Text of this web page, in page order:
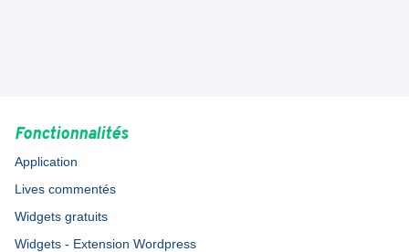
Fonctionnalités
Application
Lives commentés
Widgets gratuits
Widgets - Extension Wordpress